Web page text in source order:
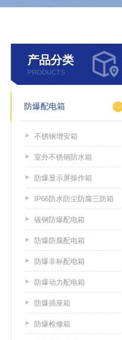
产品分类
PRODUCTS
防爆配电箱
不锈钢增安箱
室外不锈钢防水箱
防爆显示屏操作箱
IP66防水防尘防腐三防箱
碳钢防爆配电箱
防爆防腐配电箱
防爆非标配电箱
防爆动力配电箱
防爆插座箱
防爆检修箱